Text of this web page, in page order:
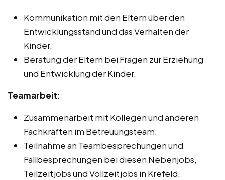
Kommunikation mit den Eltern über den
Entwicklungsstand und das Verhalten der
Kinder.
Beratung der Eltern bei Fragen zur Erziehung
und Entwicklung der Kinder.
Teamarbeit:
Zusammenarbeit mit Kollegen und anderen
Fachkräften im Betreuungsteam.
Teilnahme an Teambesprechungen und
Fallbesprechungen bei diesen Nebenjobs,
Teilzeitjobs und Vollzeitjobs in Krefeld.